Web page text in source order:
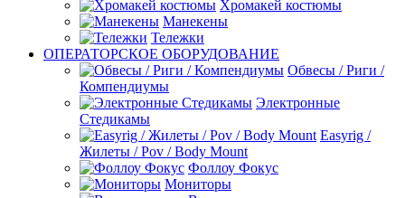
Хромакей костюмы
Манекены
Тележки
ОПЕРАТОРСКОЕ ОБОРУДОВАНИЕ
Обвесы / Риги /
Компендиумы
Электронные
Стедикамы
Easyrig /
Жилеты / Pov / Body Mount
Фоллоу Фокус
Мониторы